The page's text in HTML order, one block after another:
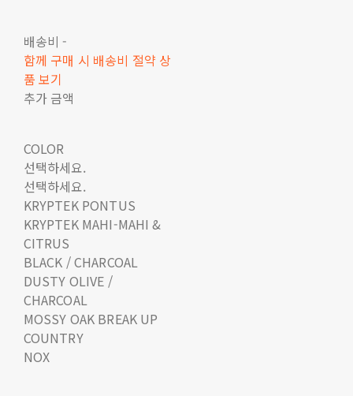
배송비 -
함께 구매 시 배송비 절약 상
품 보기
추가 금액
COLOR
선택하세요.
선택하세요.
KRYPTEK PONTUS
KRYPTEK MAHI-MAHI &
CITRUS
BLACK / CHARCOAL
DUSTY OLIVE /
CHARCOAL
MOSSY OAK BREAK UP
COUNTRY
NOX